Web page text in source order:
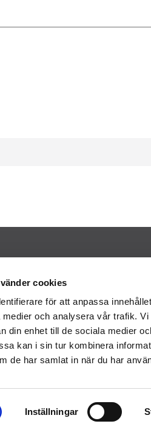
cookies
för att anpassa
och analysera vår trafik.
din enhet till de sociala medier
kan i sin tur kombinera
de har samlat in när du har
Inställningar
Björnstorpsvägen
0472 - 445 00
post: info@welandgolf.se
©